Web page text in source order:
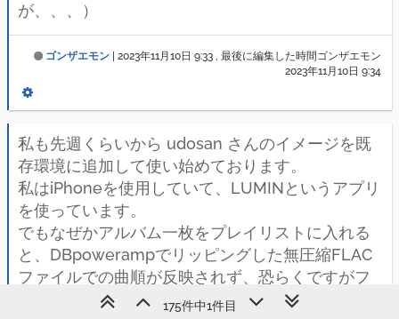
が、、、）
ゴンザエモン 2023年11月10日 9:33 , 最後に編集した時間ゴンザエモン
2023年11月10日 9:34
私も先週くらいから udosan さんのイメージを既
存環境に追加して使い始めております。
私はiPhoneを使用していて、LUMINというアプリ
を使っています。
でもなぜかアルバム一枚をプレイリストに入れる
と、DBpowerampでリッピングした無圧縮FLAC
ファイルでの曲順が反映されず、恐らくですがフ
ァイル名のABC順になっているような感じになっ
175件中1件目